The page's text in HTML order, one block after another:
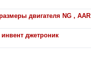
двигателя NG , AAR
джетроник